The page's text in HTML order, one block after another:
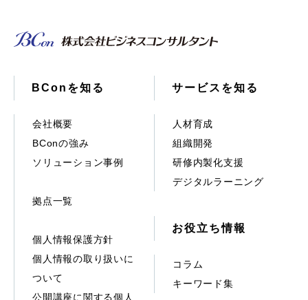
BConを知る
会社概要
BConの強み
ソリューション事例
拠点一覧
個人情報保護方針
個人情報の取り扱いに
ついて
公開講座に関する個人
サービスを知る
人材育成
組織開発
研修内製化支援
デジタルラーニング
お役立ち情報
コラム
キーワード集